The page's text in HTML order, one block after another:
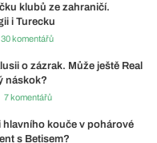
klubů ze zahraničí.
i Turecku
30 komentářů
o zázrak. Může ještě Real
náskok?
7 komentářů
hlavního kouče v pohárové
s Betisem?